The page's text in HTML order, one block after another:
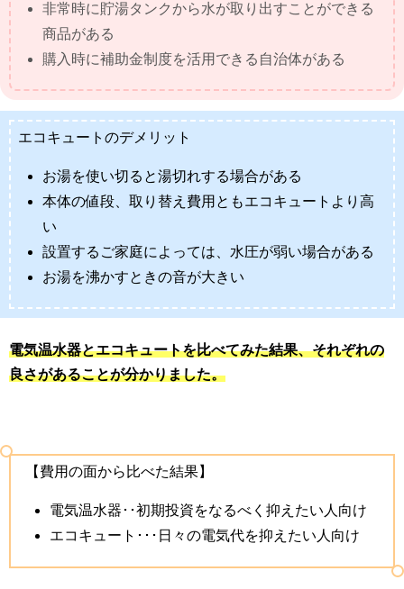
非常時に貯湯タンクから水が取り出すことができる
商品がある
購入時に補助金制度を活用できる自治体がある
エコキュートのデメリット
お湯を使い切ると湯切れする場合がある
本体の値段、取り替え費用ともエコキュートより高
い
設置するご家庭によっては、水圧が弱い場合がある
お湯を沸かすときの音が大きい
電気温水器とエコキュートを比べてみた結果、それぞれの
良さがあることが分かりました。
【費用の面から比べた結果】
電気温水器･･初期投資をなるべく抑えたい人向け
エコキュート･･･日々の電気代を抑えたい人向け